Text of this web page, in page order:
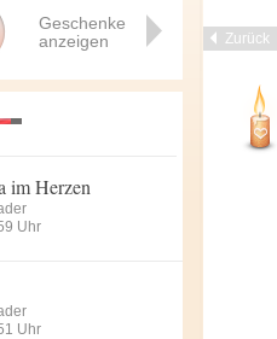
Zurück
Geschenke
anzeigen
im Herzen
Uhr
Uhr